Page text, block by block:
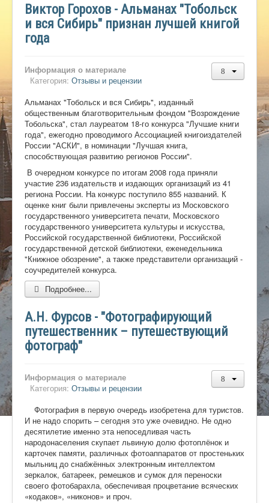
Виктор Горохов - Альманах "Тобольск
и вся Сибирь" признан лучшей книгой
года
Информация о материале
Категория: Отзывы и рецензии
Альманах "Тобольск и вся Сибирь", изданный
общественным благотворительным фондом "Возрождение
Тобольска", стал лауреатом 18-го конкурса "Лучшие книги
года", ежегодно проводимого Ассоциацией книгоиздателей
России "АСКИ", в номинации "Лучшая книга,
способствующая развитию регионов России".
В очередном конкурсе по итогам 2008 года приняли
участие 236 издательств и издающих организаций из 41
региона России. На конкурс поступило 855 названий. К
оценке книг были привлечены эксперты из Московского
государственного университета печати, Московского
государственного университета культуры и искусства,
Российской государственной библиотеки, Российской
государственной детской библиотеки, еженедельника
"Книжное обозрение", а также представители организаций -
соучредителей конкурса.
Подробнее...
А.Н. Фурсов - "Фотографирующий
путешественник – путешествующий
фотограф"
Информация о материале
Категория: Отзывы и рецензии
Фотография в первую очередь изобретена для туристов.
И не надо спорить – сегодня это уже очевидно. Не одно
десятилетие именно эта непоседливая часть
народонаселения скупает львиную долю фотоплёнок и
карточек памяти, различных фотоаппаратов от простеньких
мыльниц до снабжённых электронным интеллектом
зеркалок, батареек, ремешков и сумок для переноски
своего фотобарахла, обеспечивая процветание всяческих
«кодаков», «никонов» и проч.